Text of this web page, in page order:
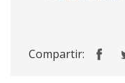
Compartir: